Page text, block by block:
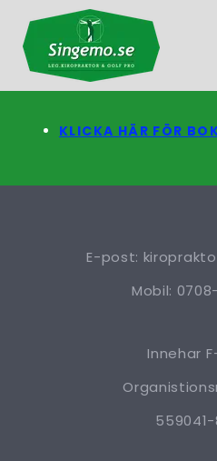
KLICKA HÄR FÖR
E-post:
Mobil:
Innehar
559041-